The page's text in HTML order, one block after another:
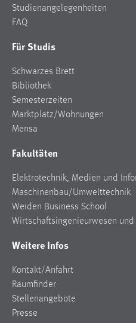
Studienangelegenheiten
FAQ
Für Studis
Schwarzes Brett
Bibliothek
Semesterzeiten
Marktplatz/Wohnungen
Mensa
Fakultäten
Elektrotechnik, Medien und
Maschinenbau/Umwelttechnik
Weiden Business School
Wirtschaftsingenieurwesen
Weitere Infos
Kontakt/Anfahrt
Raumfinder
Stellenangebote
Presse